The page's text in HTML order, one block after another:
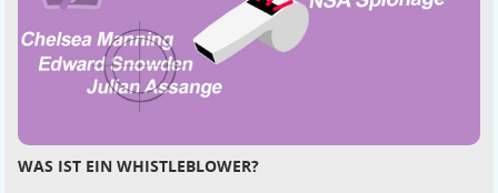
WAS IST EIN WHISTLEBLOWER?